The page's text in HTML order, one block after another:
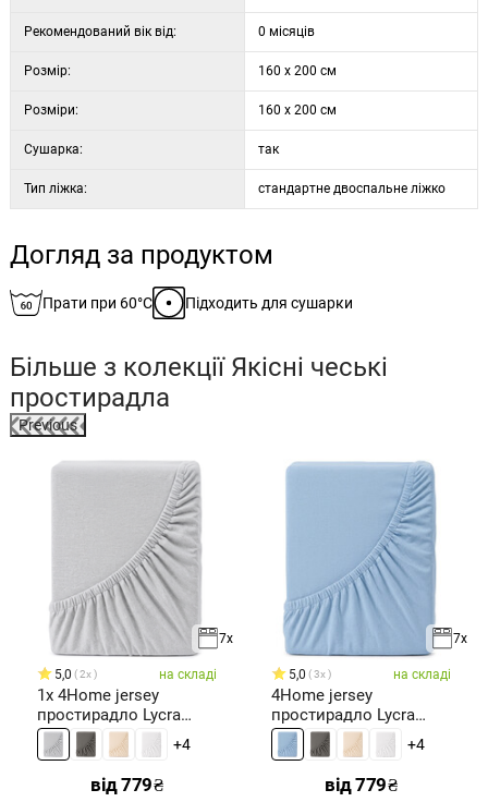
Рекомендований вік від: 0 місяців
Розмір: 160 x 200 см
Розміри: 160 x 200 см
Сушарка: так
Тип ліжка: стандартне двоспальне ліжко
Догляд за продуктом
Прати при 60°C Підходить для сушарки
Більше з колекції Якісні чеські
простирадла
Previous
7x
5,0 2x на складі
1x 4Home jersey
простирадло Lycra
сірий, 90
+4
від779₴
7x
5,0 3x на складі
4Home jersey
простирадло Lycra
синій
+4
від779₴